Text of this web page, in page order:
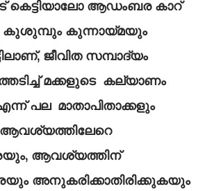
കെട്ടിയാലോ ആഡംബര കാറ്
കുശുമ്പും കുന്നായ്മയും
ജീവിത സമ്പാദ്യം
മക്കളുടെ കല്യാണം
പല മാതാപിതാക്കളും
ആവശ്യത്തിന്
അനുകരിക്കാതിരിക്കുകയും